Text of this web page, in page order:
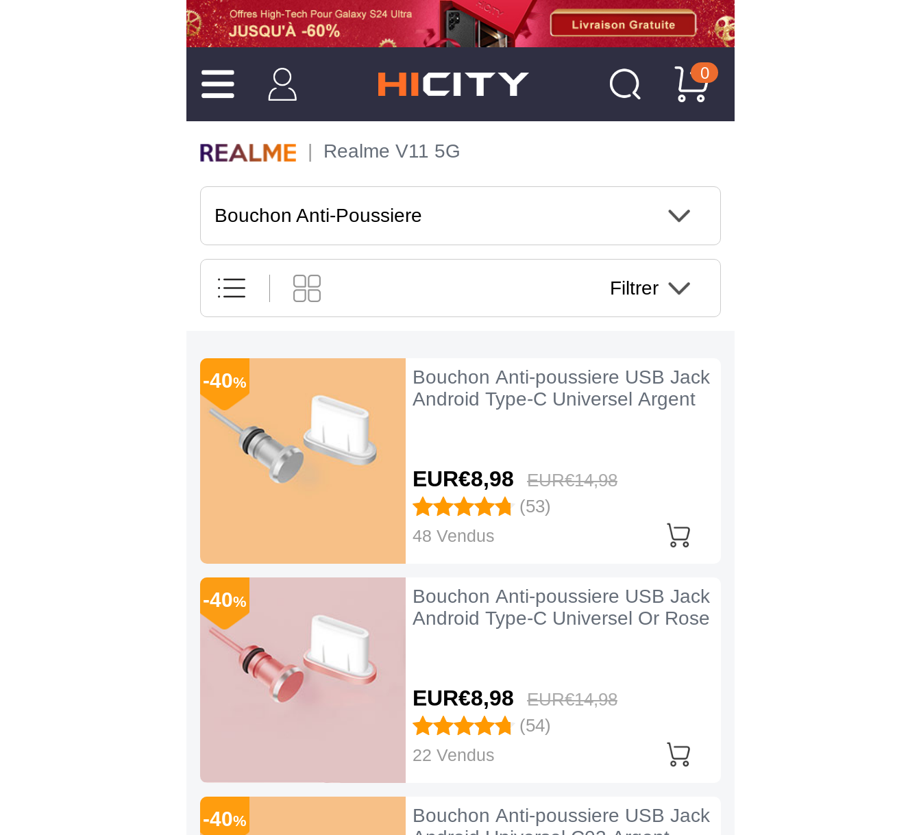
0
Realme V11 5G
Bouchon Anti-Poussiere
Filtrer
Bouchon Anti-poussiere USB Jack
Android Type-C Universel Argent
EUR€8,98 EUR€14,98
-40%
(53)
48 Vendus
Bouchon Anti-poussiere USB Jack
Android Type-C Universel Or Rose
EUR€8,98 EUR€14,98
-40%
(54)
22 Vendus
Bouchon Anti-poussiere USB Jack
-40%